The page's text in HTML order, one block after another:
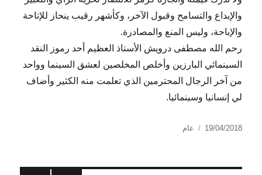
والإبداع والتسامح وقبول الآخر، وكأشهر رقيب ينحاز للإتاحة
والإباحة، وليس المنع والمصادرة.
رحم الله مصطفى درويش الأستاذ العظيم أحد رموز النقد
السينمائي البارزين وأخلص المخلصين لعشق السينما وواحد
من آخر الرجال المحترمين الذي تعلمت منه الكثير وأضاف
لي إنسانيا وسينمائيا.
نُشرت
19/04/2018 التصنيفات
عام